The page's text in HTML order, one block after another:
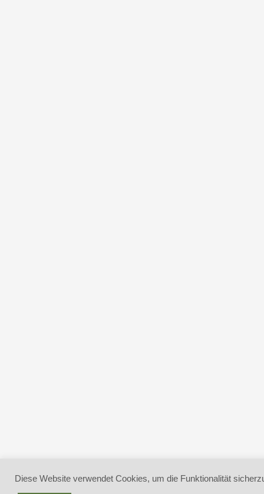
Diese Website verwendet Cookies, um die Funktionalität